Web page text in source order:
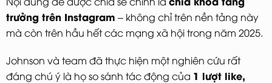
trưởng trên Instagram – không chỉ trên nền tảng này
mà còn trên hầu hết các mạng xã hội trong năm 2025.
Johnson và team đã thực hiện một nghiên cứu rất
đáng chú ý là họ so sánh tác động của 1 lượt like,